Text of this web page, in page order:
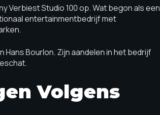
Verbiest Studio 100 op. Wat begon als een
entertainmentbedrijf met
Hans Bourlon. Zijn aandelen in het bedrijf
Volgens